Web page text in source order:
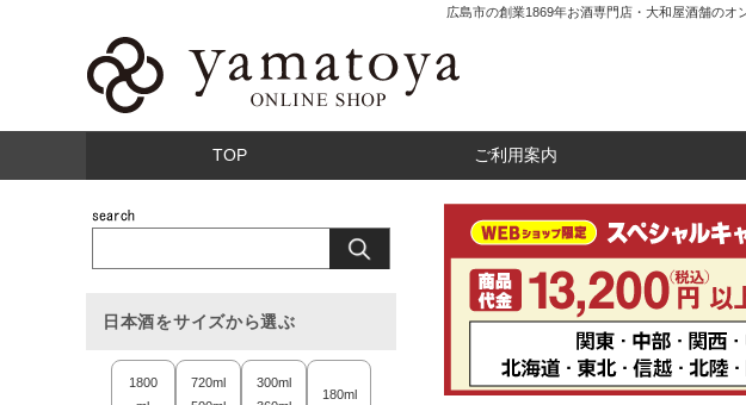
広島市の創業1869年お酒専門店・大和屋酒舗のオ
TOP ご利用案内
日本酒をサイズから選ぶ
1800
720ml
300ml
180ml